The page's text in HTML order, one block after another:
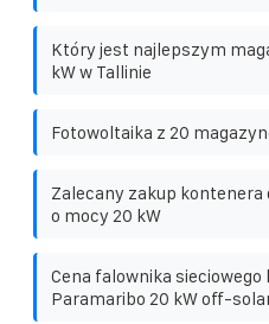
Który jest najlepszym
kW w Tallinie
Fotowoltaika z 20
Zalecany zakup kontenera
o mocy 20 kW
Cena falownika
Paramaribo 20 kW off-